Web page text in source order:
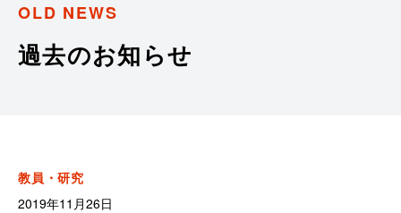
OLD NEWS
過去のお知らせ
教員・研究
2019年11月26日